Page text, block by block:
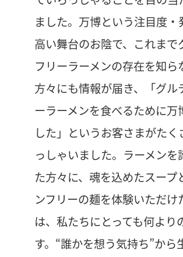
ました。万博という注目度・
高い舞台のお陰で、これまで
フリーラーメンの存在を知ら
方々にも情報が届き、「グル
ーラーメンを食べるために万
した」というお客さまがたく
っしゃいました。ラーメンを
た方々に、魂を込めたスープ
ンフリーの麺を体験いただけ
は、私たちにとっても何より
す。“誰かを想う気持ち”から